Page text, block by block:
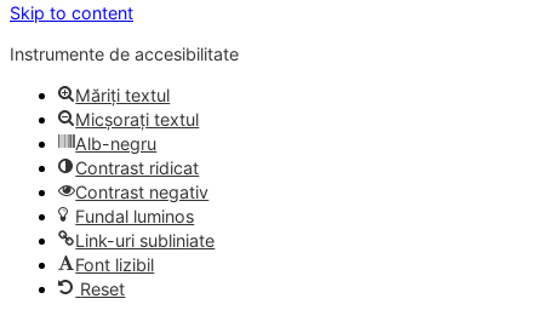
Skip to content
Instrumente de accesibilitate
Măriți textul
Micșorați textul
Alb-negru
Contrast ridicat
Contrast negativ
Fundal luminos
Link-uri subliniate
Font lizibil
Reset